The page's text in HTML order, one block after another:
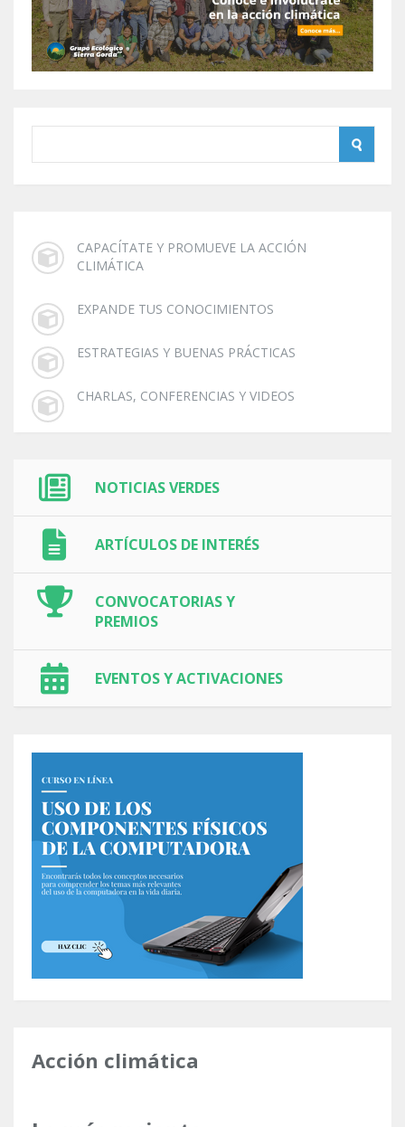
CAPACÍTATE Y PROMUEVE LA ACCIÓN
CLIMÁTICA
EXPANDE TUS CONOCIMIENTOS
ESTRATEGIAS Y BUENAS PRÁCTICAS
CHARLAS, CONFERENCIAS Y VIDEOS
NOTICIAS VERDES
ARTÍCULOS DE INTERÉS
CONVOCATORIAS Y
PREMIOS
EVENTOS Y ACTIVACIONES
Acción climática